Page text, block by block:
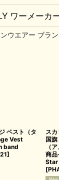
ワーメーカ
ウエアー ブラ
ベスト（タ
Vest
band
]
ス
国
（
商
Star
[